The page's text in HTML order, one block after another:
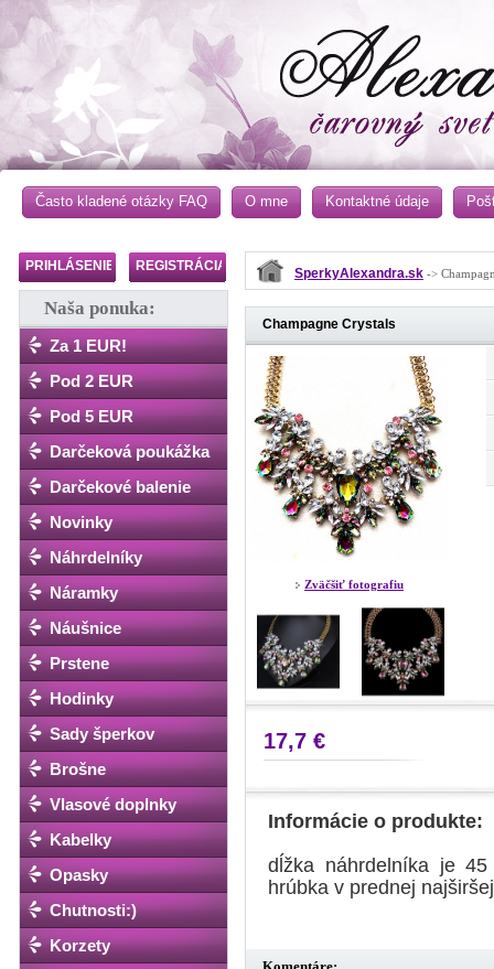
Často kladené otázky FAQ O mne Kontaktné údaje
PRIHLÁSENIE REGISTRÁCIA
Naša ponuka:
Za 1 EUR!
Pod 2 EUR
Pod 5 EUR
Darčeková poukážka
Darčekové balenie
Novinky
Náhrdelníky
Náramky
Náušnice
Prstene
Hodinky
Sady šperkov
Brošne
Vlasové doplnky
Kabelky
Opasky
Chutnosti:)
Korzety
SperkyAlexandra.sk ->
Champagne Crystals
Zväčšiť fotografiu
17,7 €
Informácie o produkte:
dĺžka náhrdelníka je
hrúbka v prednej